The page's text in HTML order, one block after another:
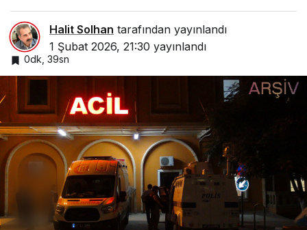
Halit Solhan tarafından yayınlandı
1 Şubat 2026, 21:30 yayınlandı
0dk, 39sn